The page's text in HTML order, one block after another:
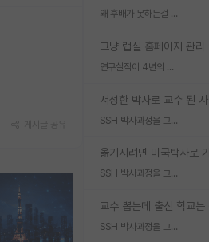
왜 후배가 못하는걸 교수님은 내 책임으로 돌리는걸까요?
연구실적이 4년의 공백이 있는거 어떻게 생각하냐
SSH 박사과정을 그만두고 지방대 박사로 옮기면 교수의 꿈은 끝일까요?
SSH 박사과정을 그만두고 지방대 박사로 옮기면 교수의 꿈은 끝일까요?
SSH 박사과정을 그만두고 지방대 박사로 옮기면 교수의 꿈은 끝일까요?